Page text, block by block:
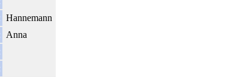
Hannemann
Anna